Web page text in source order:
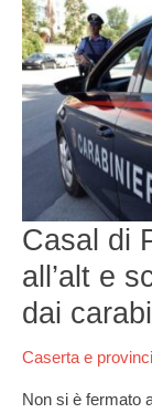
Casal di
all’alt e
dai
Caserta e
Non si è fermato
non
si
ferma
all’alt
scappa:
19enne
arrestato
carabinieri